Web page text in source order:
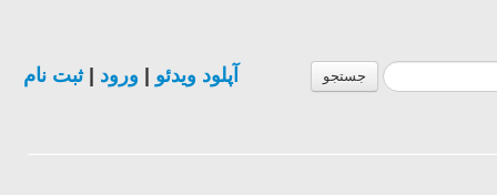
جستجو آپلود ویدئو| ورود| ثبت نام